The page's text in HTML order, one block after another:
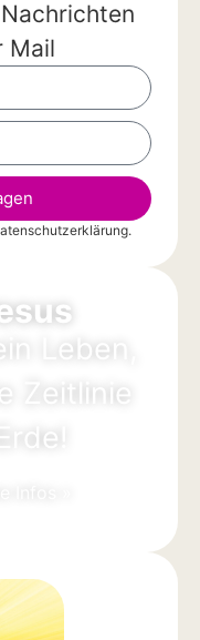
Mail
.
Leben,
Zeitlinie
Infos »